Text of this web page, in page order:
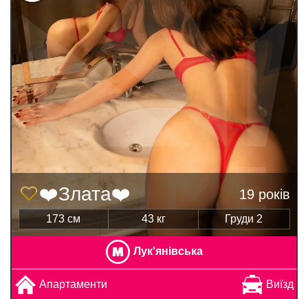
❤️Злата❤️ 19 років
173 см 43 кг Груди 2
Лук'янівська
Апартаменти Виїзд